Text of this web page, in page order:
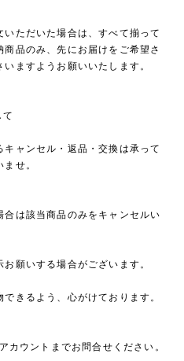
ただいた場合は、すべて揃って
品のみ、先にお届けをご希望さ
ますようお願いいたします。
ャンセル・返品・交換は承って
せ。
合は該当商品のみをキャンセルい
願いする場合がございます。
きるよう、心がけております。
カウントまでお問合せください。